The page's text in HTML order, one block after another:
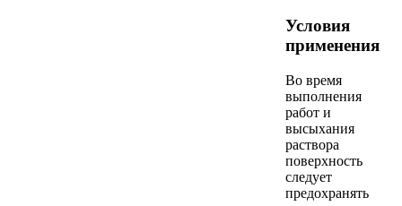
Условия
применения
Во время
выполнения
работ и
высыхания
раствора
поверхность
следует
предохранять